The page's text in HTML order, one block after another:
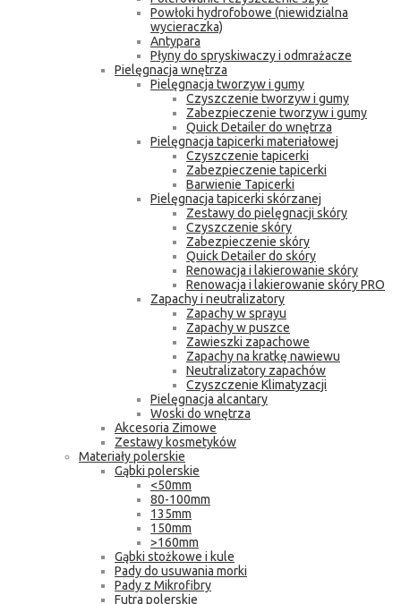
Powłoki hydrofobowe (niewidzialna
wycieraczka)
Antypara
Płyny do spryskiwaczy i odmrażacze
Pielęgnacja wnętrza
Pielęgnacja tworzyw i gumy
Czyszczenie tworzyw i gumy
Zabezpieczenie tworzyw i gumy
Quick Detailer do wnętrza
Pielęgnacja tapicerki materiałowej
Czyszczenie tapicerki
Zabezpieczenie tapicerki
Barwienie Tapicerki
Pielęgnacja tapicerki skórzanej
Zestawy do pielęgnacji skóry
Czyszczenie skóry
Zabezpieczenie skóry
Quick Detailer do skóry
Renowacja i lakierowanie skóry
Renowacja i lakierowanie skóry PRO
Zapachy i neutralizatory
Zapachy w sprayu
Zapachy w puszce
Zawieszki zapachowe
Zapachy na kratkę nawiewu
Neutralizatory zapachów
Czyszczenie Klimatyzacji
Pielęgnacja alcantary
Woski do wnętrza
Akcesoria Zimowe
Zestawy kosmetyków
Materiały polerskie
Gąbki polerskie
<50mm
80-100mm
135mm
150mm
>160mm
Gąbki stożkowe i kule
Pady do usuwania morki
Pady z Mikrofibry
Futra polerskie